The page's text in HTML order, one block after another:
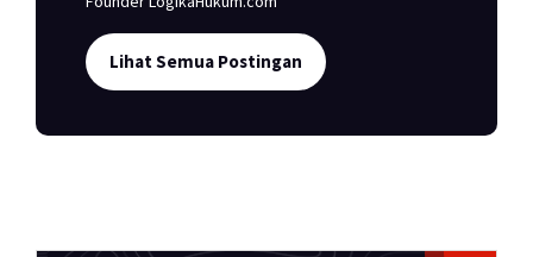
Lihat Semua Postingan